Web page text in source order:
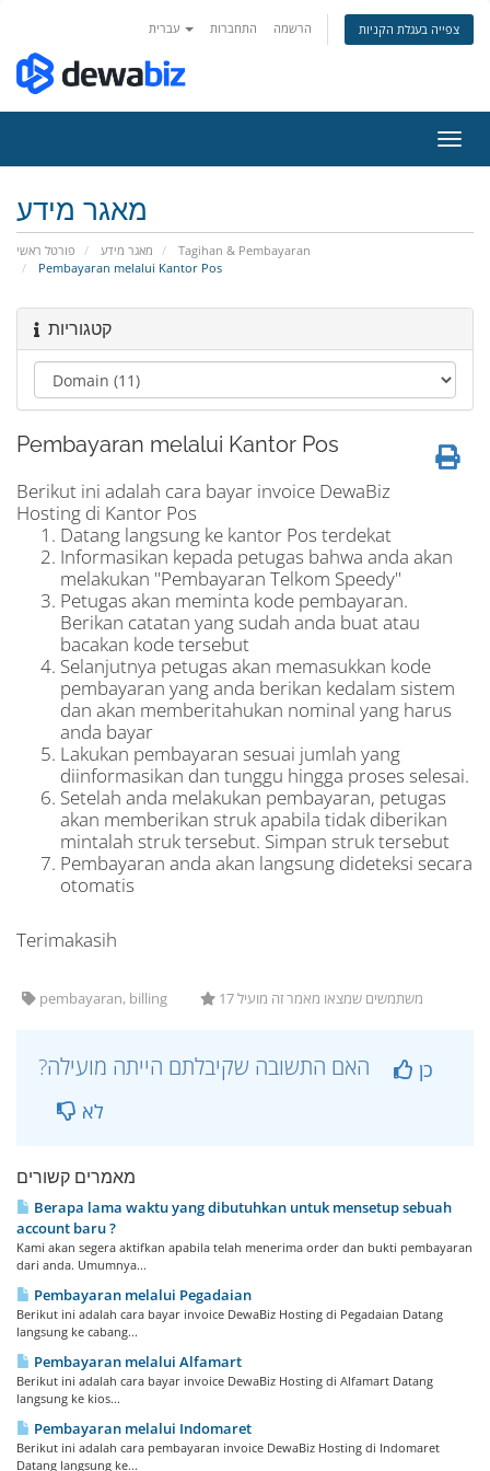
התחברות הרשמה צפייה בעגלת הקניות
ניווט
מאגר מידע
פורטל ראשי מאגר מידע
Tagihan & Pembayaran
Pembayaran melalui Kantor Pos
קטגוריות
Pembayaran melalui Kantor Pos
Berikut ini adalah cara bayar invoice DewaBiz
Hosting di Kantor Pos
Datang langsung ke kantor Pos terdekat
Informasikan kepada petugas bahwa anda akan
melakukan "Pembayaran Telkom Speedy"
Petugas akan meminta kode pembayaran.
Berikan catatan yang sudah anda buat atau
bacakan kode tersebut
Selanjutnya petugas akan memasukkan kode
pembayaran yang anda berikan kedalam sistem
dan akan memberitahukan nominal yang harus
anda bayar
Lakukan pembayaran sesuai jumlah yang
diinformasikan dan tunggu hingga proses selesai.
Setelah anda melakukan pembayaran, petugas
akan memberikan struk apabila tidak diberikan
mintalah struk tersebut. Simpan struk tersebut
Pembayaran anda akan langsung dideteksi secara
otomatis
Terimakasih
pembayaran, billing 17 משתמשים שמצאו מאמר זה מועיל
כן
לא
מאמרים קשורים
Berapa lama waktu yang dibutuhkan untuk mensetup sebuah
account baru ?
Kami akan segera aktifkan apabila telah menerima order dan bukti pembayaran
dari anda. Umumnya...
Pembayaran melalui Pegadaian
Berikut ini adalah cara bayar invoice DewaBiz Hosting di Pegadaian Datang
langsung ke cabang...
Pembayaran melalui Alfamart
Berikut ini adalah cara bayar invoice DewaBiz Hosting di Alfamart Datang
langsung ke kios...
Pembayaran melalui Indomaret
Berikut ini adalah cara pembayaran invoice DewaBiz Hosting di Indomaret
Datang langsung ke...